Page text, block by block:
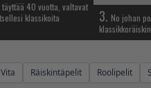
40 vuotta, valtavat
klassikoita
3. No johan
Räiskintäpelit Roolipelit